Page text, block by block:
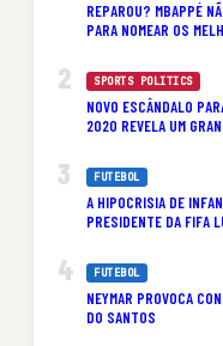
REPAROU? MBAPPÉ
PARA NOMEAR OS
SPORTS POLITICS
NOVO ESCÂNDALO
2020 REVELA UM
FUTEBOL
A HIPOCRISIA DE
PRESIDENTE DA FIFA
FUTEBOL
NEYMAR PROVOCA
DO SANTOS